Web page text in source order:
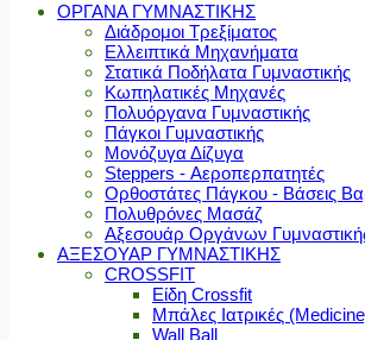
ΟΡΓΑΝΑ ΓΥΜΝΑΣΤΙΚΗΣ
Διάδρομοι Τρεξίματος
Ελλειπτικά Μηχανήματα
Στατικά Ποδήλατα Γυμναστικής
Κωπηλατικές Μηχανές
Πολυόργανα Γυμναστικής
Πάγκοι Γυμναστικής
Μονόζυγα Δίζυγα
Steppers - Αεροπερπατητές
Ορθοστάτες Πάγκου - Βάσεις
Πολυθρόνες Μασάζ
Αξεσουάρ Οργάνων
ΑΞΕΣΟΥΑΡ ΓΥΜΝΑΣΤΙΚΗΣ
CROSSFIT
Είδη Crossfit
Μπάλες Ιατρικές
Wall Ball